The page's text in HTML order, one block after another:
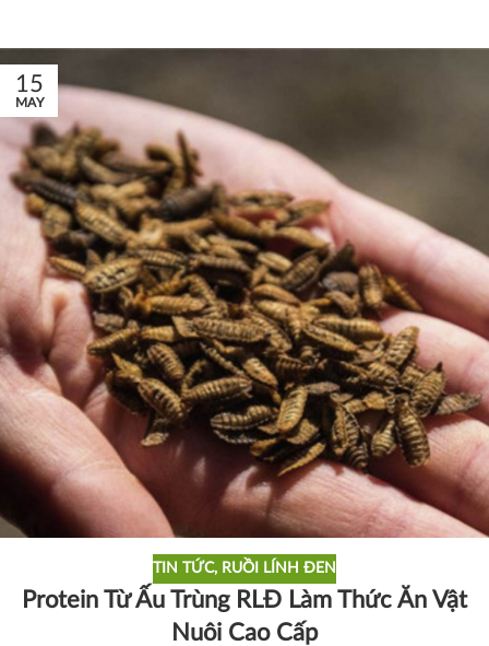
15
MAY
TIN TỨC, RUỒI LÍNH ĐEN
Protein Từ Ấu Trùng RLĐ Làm Thức Ăn Vật
Nuôi Cao Cấp